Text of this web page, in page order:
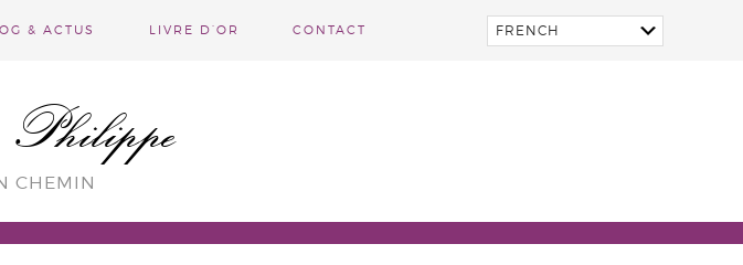
& ACTUS LIVRE D’OR CONTACT
Philippe
CHEMIN